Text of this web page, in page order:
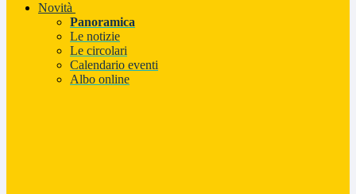
Novità
Panoramica
Le notizie
Le circolari
Calendario eventi
Albo online